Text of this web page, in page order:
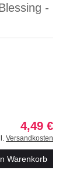
-
4,49 €
Versandkosten
Warenkorb